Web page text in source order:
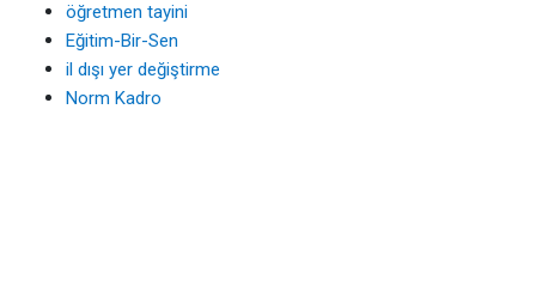
öğretmen tayini
Eğitim-Bir-Sen
il dışı yer değiştirme
Norm Kadro